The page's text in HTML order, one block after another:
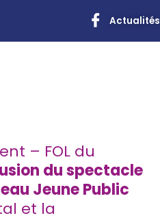
Actualités
– FOL du
du spectacle
Jeune Public
et la